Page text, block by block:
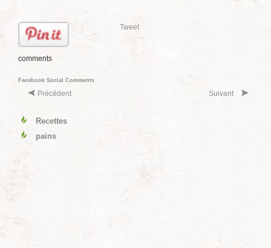
Tweet
comments
Facebook Social Comments
Précédent Suivant
Recettes
pains